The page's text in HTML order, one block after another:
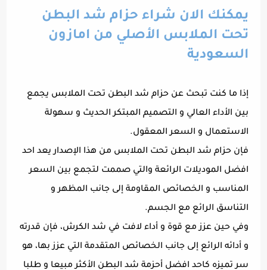
يمكنك الان شراء حزام شد البطن
تحت الملابس الأصلي من امازون
السعودية
إذا ما كنت تبحث عن حزام شد البطن تحت الملابس يجمع
بين الأداء العالي و التصميم المبتكر الحديث و سهولة
الاستعمال و السعر المعقول.
فإن حزام شد البطن تحت الملابس من هذا الإصدار يعد احد
افضل الموديلات الرائعة والتي صممت لتجمع بين السعر
المناسب و الخصائص المقاومة إلى جانب المظهر و
التناسق الرائع مع الجسم.
وفي حين عزز مع قوة و أداء لافت في شد الكرش، فإن قدرته
و أدائه الرائع إلى جانب الخصائص المتقدمة التي عزز بها، هو
سر تميزه كاحد افضل أحزمة شد البطن الأكثر مبيعا و طلبا